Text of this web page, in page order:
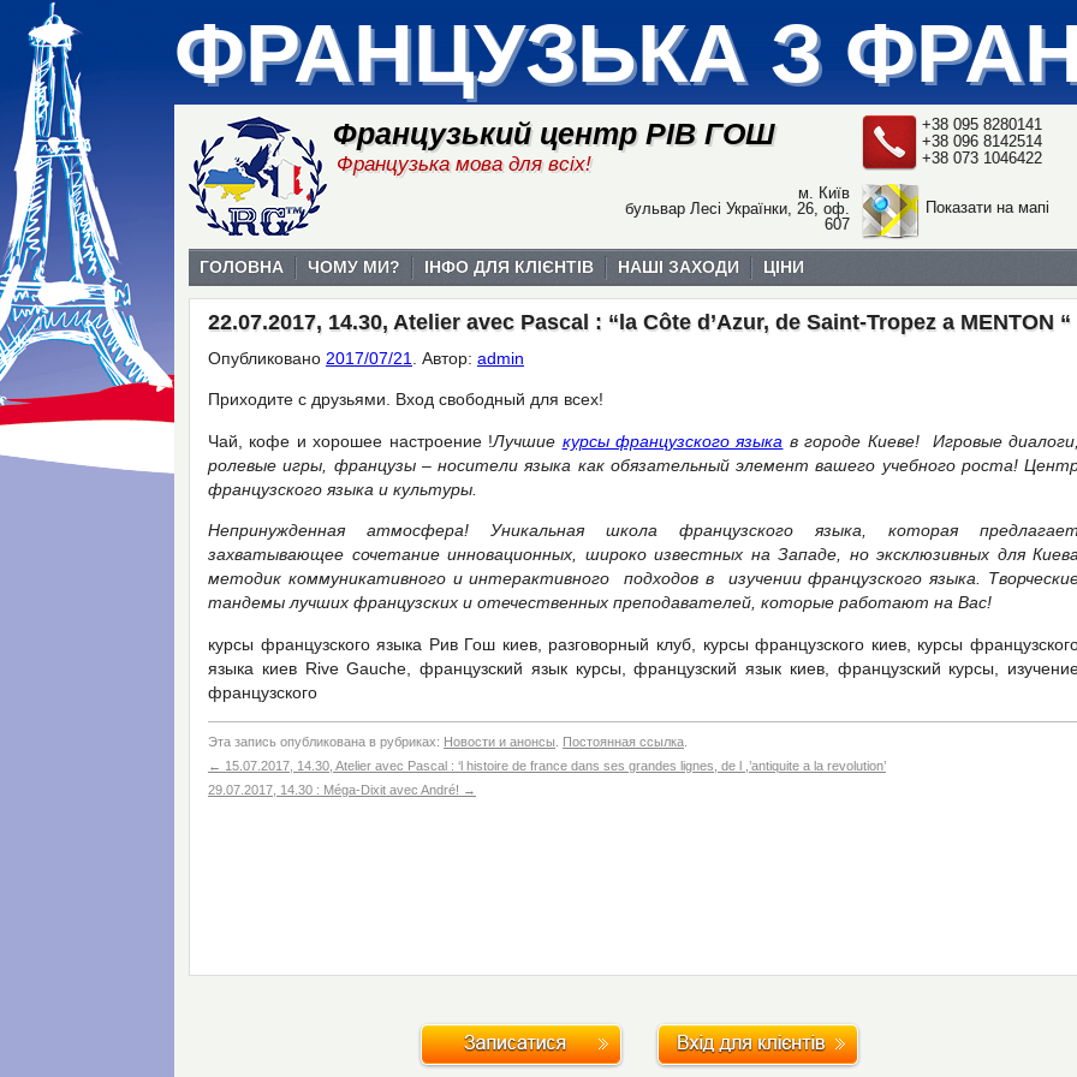
ФРАНЦУЗЬКА З
Французький центр РІВ ГОШ
Французька мова для всіх!
+38 095 8280141
+38 096 8142514
+38 073 1046422
Показати на мапі
м. Київ
бульвар Лесі Українки, 26, оф.
607
ГОЛОВНА ЧОМУ МИ? ІНФО ДЛЯ КЛІЄНТІВ НАШІ ЗАХОДИ ЦІНИ
22.07.2017, 14.30, Atelier avec Pascal : “la Côte d’Azur, de Saint-Tropez a MENTON “
Опубликовано 2017/07/21 Автор: admin
Приходите с друзьями. Вход свободный для всех!
Чай, кофе и хорошее настроение !Лучшие курсы французского языка в городе Киеве! Игровые диалоги,
ролевые игры, французы – носители языка как обязательный элемент вашего учебного роста!
французского языка и культуры.
Непринужденная атмосфера! Уникальная школа французского языка, которая предлагает
захватывающее сочетание инновационных, широко известных на Западе, но эксклюзивных для Киева
методик коммуникативного и интерактивного подходов в изучении французского языка.
тандемы лучших французских и отечественных преподавателей, которые работают на Вас!
курсы французского языка Рив Гош киев, разговорный клуб, курсы французского киев, курсы
языка киев Rive Gauche, французский язык курсы, французский язык киев, французский курсы,
французского
Эта запись опубликована в рубриках: Новости и анонсы Постоянная ссылка
← 15.07.2017, 14.30, Atelier avec Pascal : ‘l histoire de france dans ses grandes lignes, de l ,’antiquite a la revolution’
29.07.2017, 14.30 : Méga-Dixit avec André! →